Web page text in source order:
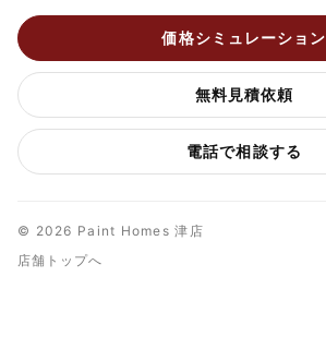
価格シミュレーション
無料見積依頼
電話で相談する
© 2026 Paint Homes 津店
店舗トップへ